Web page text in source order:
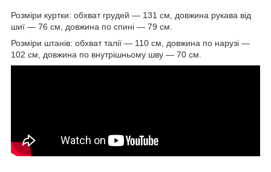
Розміри куртки: обхват грудей — 131 см, довжина рукава від
шиї — 76 см, довжина по спині — 79 см.
Розміри штанів: обхват талії — 110 см, довжина по нарузі —
102 см, довжина по внутрішньому шву — 70 см.